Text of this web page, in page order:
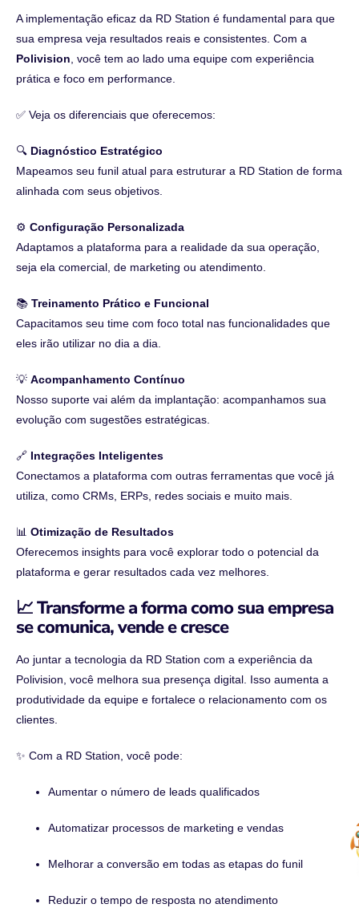
A implementação eficaz da RD Station é fundamental para que
sua empresa veja resultados reais e consistentes. Com a
Polivision, você tem ao lado uma equipe com experiência
prática e foco em performance.
✅ Veja os diferenciais que oferecemos:
🔍 Diagnóstico Estratégico
Mapeamos seu funil atual para estruturar a RD Station de forma
alinhada com seus objetivos.
⚙️ Configuração Personalizada
Adaptamos a plataforma para a realidade da sua operação,
seja ela comercial, de marketing ou atendimento.
📚 Treinamento Prático e Funcional
Capacitamos seu time com foco total nas funcionalidades que
eles irão utilizar no dia a dia.
💡 Acompanhamento Contínuo
Nosso suporte vai além da implantação: acompanhamos sua
evolução com sugestões estratégicas.
🔗 Integrações Inteligentes
Conectamos a plataforma com outras ferramentas que você já
utiliza, como CRMs, ERPs, redes sociais e muito mais.
📊 Otimização de Resultados
Oferecemos insights para você explorar todo o potencial da
plataforma e gerar resultados cada vez melhores.
📈 Transforme a forma como sua empresa
se comunica, vende e cresce
Ao juntar a tecnologia da RD Station com a experiência da
Polivision, você melhora sua presença digital. Isso aumenta a
produtividade da equipe e fortalece o relacionamento com os
clientes.
✨ Com a RD Station, você pode:
Aumentar o número de leads qualificados
Automatizar processos de marketing e vendas
Melhorar a conversão em todas as etapas do funil
Reduzir o tempo de resposta no atendimento